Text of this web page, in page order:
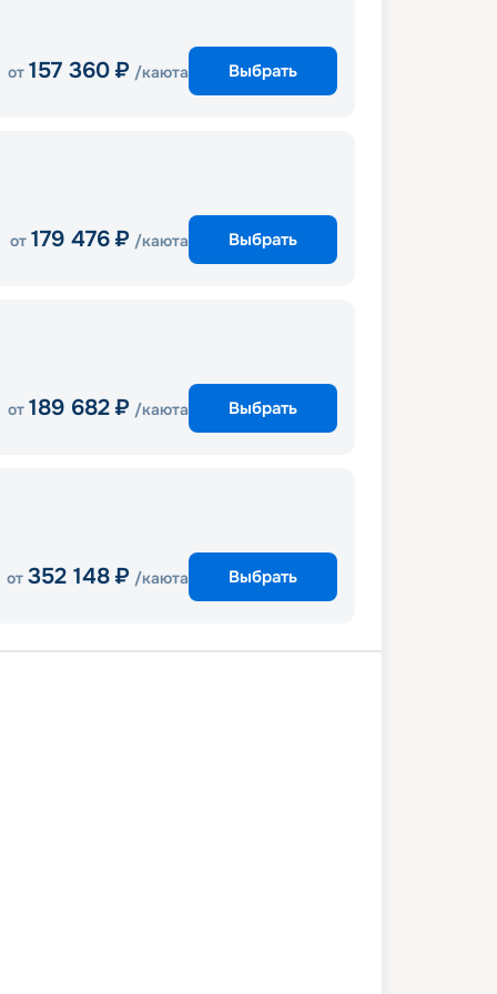
от 157 360 ₽ /каюта Выбрать
от 179 476 ₽ /каюта Выбрать
от 189 682 ₽ /каюта Выбрать
от 352 148 ₽ /каюта Выбрать